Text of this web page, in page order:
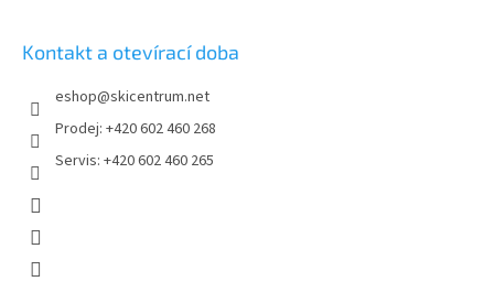
Kontakt a otevírací doba
eshop@skicentrum.net
Prodej: +420 602 460 268
Servis: +420 602 460 265